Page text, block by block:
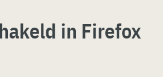
in Firefox